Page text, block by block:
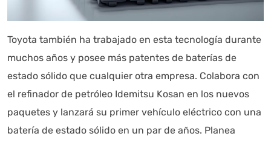
Toyota también ha trabajado en esta tecnología durante
muchos años y posee más patentes de baterías de
estado sólido que cualquier otra empresa. Colabora con
el refinador de petróleo Idemitsu Kosan en los nuevos
paquetes y lanzará su primer vehículo eléctrico con una
batería de estado sólido en un par de años. Planea